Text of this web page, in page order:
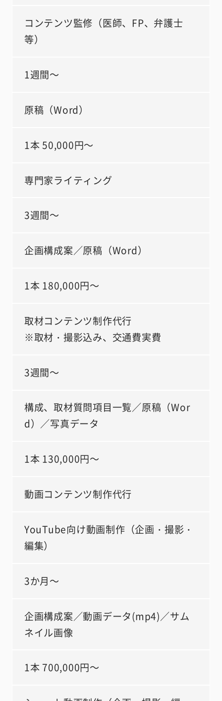
コンテンツ監修（医師、FP、弁護士
等）
1週間～
原稿（Word）
1本 50,000円～
専門家ライティング
3週間～
企画構成案／原稿（Word）
1本 180,000円～
取材コンテンツ制作代行
※取材・撮影込み、交通費実費
3週間～
構成、取材質問項目一覧／原稿（Wor
d）／写真データ
1本 130,000円～
動画コンテンツ制作代行
YouTube向け動画制作（企画・撮影・
編集）
3か月～
企画構成案／動画データ(mp4)／サム
ネイル画像
1本 700,000円～